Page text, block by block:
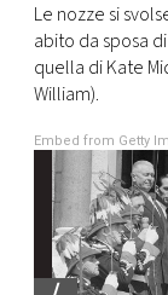
Le nozze si
abito da sposa
quella di Kate
William).
Embed from Getty